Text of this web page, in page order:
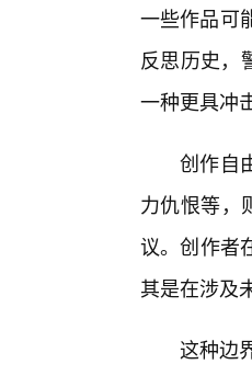
一些作品可
反思历史，
一种更具冲
创作自
力仇恨等，
议。创作者
其是在涉及
这种边